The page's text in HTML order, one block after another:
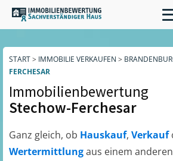
START> IMMOBILIE VERKAUFEN >
FERCHESAR
Immobilienbewertung
Stechow-Ferchesar
Ganz gleich, ob Hauskauf, Verkauf
Wertermittlungaus einem